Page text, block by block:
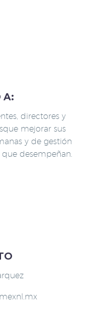
A:
directores y
mejorar sus
y de gestión
desempeñan.